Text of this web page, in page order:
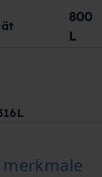
800
L
merkmale